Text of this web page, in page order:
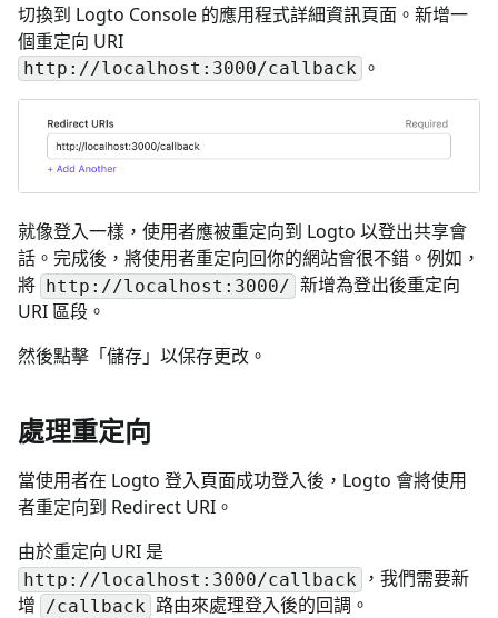
切換到 Logto Console 的應用程式詳細資訊頁面。新增一
個重定向 URI
http://localhost:3000/callback 。
就像登入一樣，使用者應被重定向到 Logto 以登出共享會
話。完成後，將使用者重定向回你的網站會很不錯。例如，
將 http://localhost:3000/ 新增為登出後重定向
URI 區段。
然後點擊「儲存」以保存更改。
處理重定向
當使用者在 Logto 登入頁面成功登入後，Logto 會將使用
者重定向到 Redirect URI。
由於重定向 URI 是
http://localhost:3000/callback
，我們需要新
增
/callback 路由來處理登入後的回調。